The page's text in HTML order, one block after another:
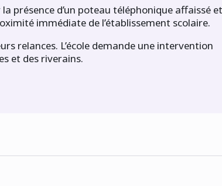
présence d’un poteau téléphonique affaissé et
immédiate de l’établissement scolaire.
relances. L’école demande une intervention
et des riverains.